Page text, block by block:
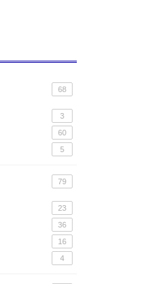
68
3
60
5
79
23
36
16
4